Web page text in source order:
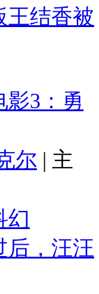
王结香被
3：勇
尔 | 主
幻
后，汪汪